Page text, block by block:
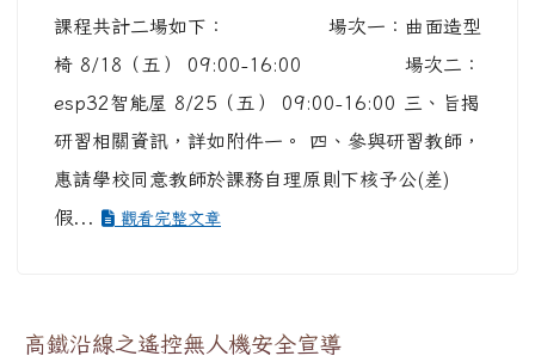
課程共計二場如下： 場次一：曲面造型
椅 8/18（五） 09:00-16:00 場次二：
esp32智能屋 8/25（五） 09:00-16:00 三、旨揭
研習相關資訊，詳如附件一。 四、參與研習教師，
惠請學校同意教師於課務自理原則下核予公(差)
假...
觀看完整文章
高鐵沿線之遙控無人機安全宣導